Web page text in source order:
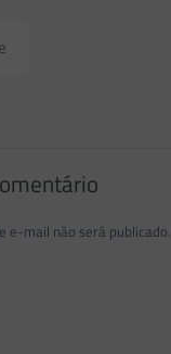
e-mail não será publicado.